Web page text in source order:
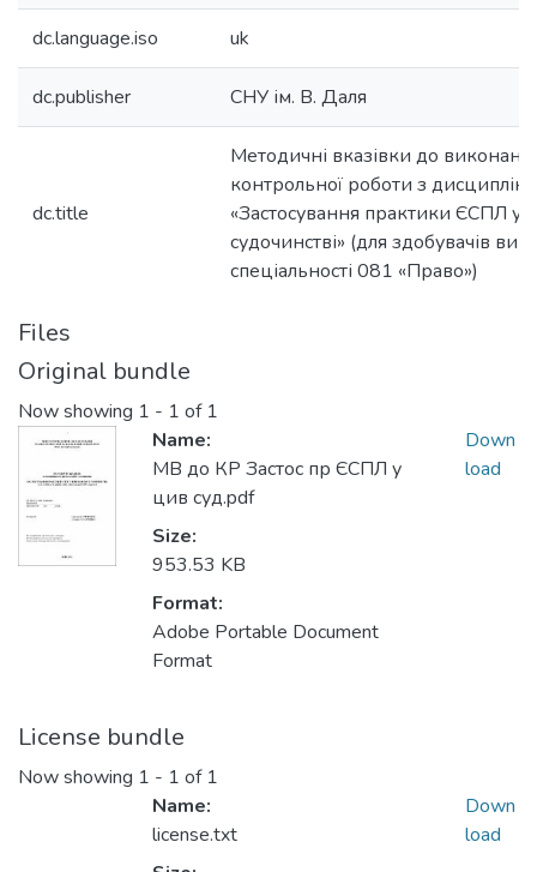
dc.language.iso uk
dc.publisher СНУ ім. В. Даля
dc.title
Методичні вказівки до
контрольної роботи з дисципліни
«Застосування практики ЄСПЛ у
судочинстві» (для здобувачів
спеціальності 081 «Право»)
Files
Original bundle
Now showing 1 - 1 of 1
Name:
МВ до КР Застос пр ЄСПЛ у
цив суд.pdf
Size:
953.53 KB
Format:
Adobe Portable Document
Format
Down
load
License bundle
Now showing 1 - 1 of 1
Name:
license.txt
Down
load